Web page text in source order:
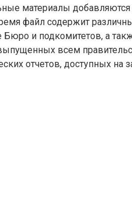
материалы добавляются
файл содержит
Бюро и подкомитетов, а
всем
отчетов, доступных на